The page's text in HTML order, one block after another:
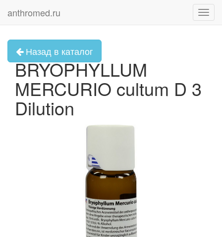
anthromed.ru
Назад в каталог
BRYOPHYLLUM
MERCURIO cultum D 3
Dilution